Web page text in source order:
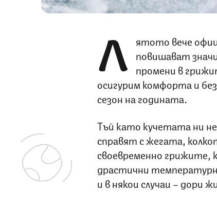
Л ятото вече
повишават
промени в
осигурим комфорта и
сезон на годината.
Тъй като кучетата ни
справят с жегата,
своевременно грижите,
драстични
и в някои случаи – дори